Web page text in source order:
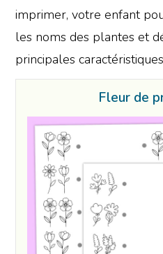
imprimer, votre enfant
les noms des plantes et
principales
Fleur de